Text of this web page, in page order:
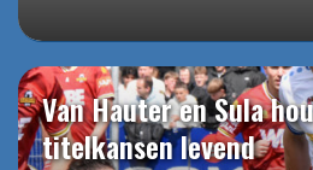
Van Hauter en Sula
titelkansen levend